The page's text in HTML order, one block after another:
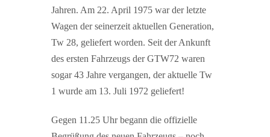
Jahren. Am 22. April 1975 war der letzte
Wagen der seinerzeit aktuellen Generation,
Tw 28, geliefert worden. Seit der Ankunft
des ersten Fahrzeugs der GTW72 waren
sogar 43 Jahre vergangen, der aktuelle Tw
1 wurde am 13. Juli 1972 geliefert!
Gegen 11.25 Uhr begann die offizielle